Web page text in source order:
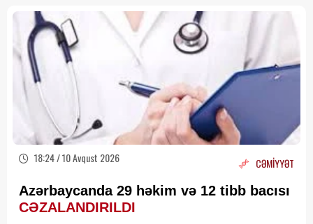
18:24 / 10 Avqust 2026 CƏMİYYƏT
Azərbaycanda 29 həkim və 12 tibb bacısı
CƏZALANDIRILDI